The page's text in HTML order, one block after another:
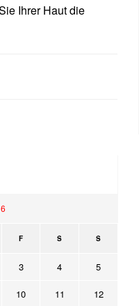
Ihrer Haut die
F S S
3 4 5
10 11 12